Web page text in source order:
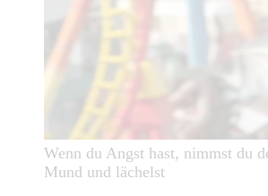
Wenn du Angst hast, nimmst du
Mund und lächelst